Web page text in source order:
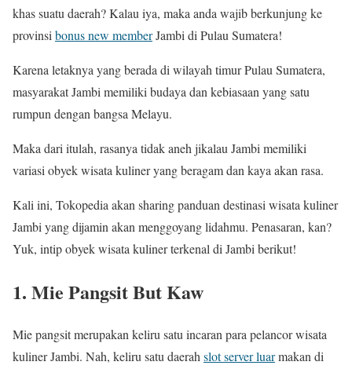
khas suatu daerah? Kalau iya, maka anda wajib berkunjung ke
provinsi bonus new memberJambi di Pulau Sumatera!
Karena letaknya yang berada di wilayah timur Pulau Sumatera,
masyarakat Jambi memiliki budaya dan kebiasaan yang satu
rumpun dengan bangsa Melayu.
Maka dari itulah, rasanya tidak aneh jikalau Jambi memiliki
variasi obyek wisata kuliner yang beragam dan kaya akan rasa.
Kali ini, Tokopedia akan sharing panduan destinasi wisata kuliner
Jambi yang dijamin akan menggoyang lidahmu. Penasaran, kan?
Yuk, intip obyek wisata kuliner terkenal di Jambi berikut!
1. Mie Pangsit But Kaw
Mie pangsit merupakan keliru satu incaran para pelancor wisata
kuliner Jambi. Nah, keliru satu daerahslot server luarmakan di